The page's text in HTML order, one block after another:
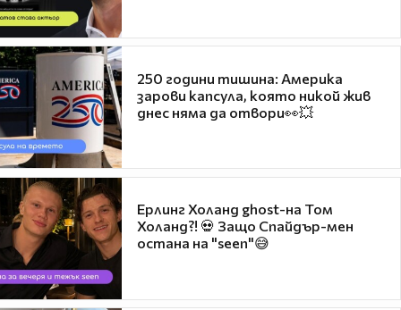
250 години тишина: Америка
зарови капсула, която никой жив
днес няма да отвори👀💥
Ерлинг Холанд ghost-на Том
Холанд?! 💀 Защо Спайдър-мен
остана на "seen"😅